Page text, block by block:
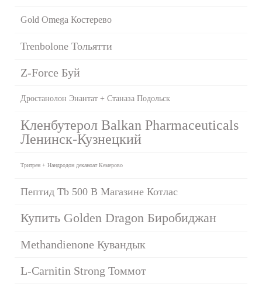
Gold Omega Костерево
Trenbolone Тольятти
Z-Force Буй
Дростанолон Энантат + Станаза Подольск
Кленбутерол Balkan Pharmaceuticals
Ленинск-Кузнецкий
Тритрен + Нандродон деканоат Кемерово
Пептид Tb 500 В Магазине Котлас
Купить Golden Dragon Биробиджан
Methandienone Кувандык
L-Carnitin Strong Томмот